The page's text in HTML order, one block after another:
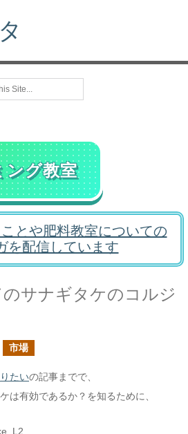
ング教室
とや肥料教室についての
を配信しています
サナギタケのコルジ
市場
たいの記事までで、
は有効であるか？を知るために、